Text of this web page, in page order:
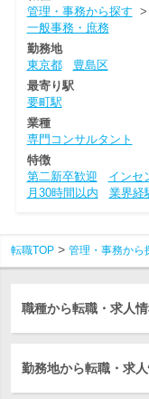
管理・事務から探す >
一般事務・庶務
勤務地
東京都
豊島区
最寄り駅
要町駅
業種
専門コンサルタント
特徴
第二新卒歓迎
インセ
月30時間以内
業界経
転職TOP 管理・事務から
職種から転職・求人
勤務地から転職・求